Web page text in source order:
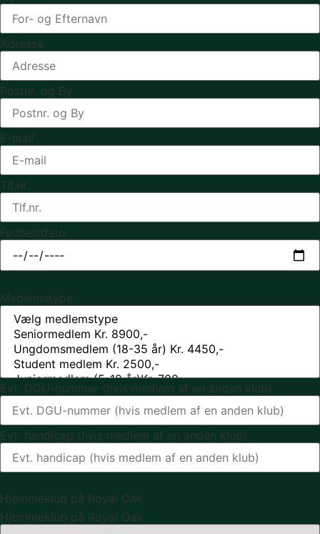
Adresse
Postnr. og By
E-mail
Tlf.nr.
Fødselsdato
Medlemstype
Evt. DGU-nummer (hvis medlem af en anden klub)
Evt. handicap (hvis medlem af en anden klub)
Hjemmeklub på Royal Oak
Hjemmeklub på Royal Oak